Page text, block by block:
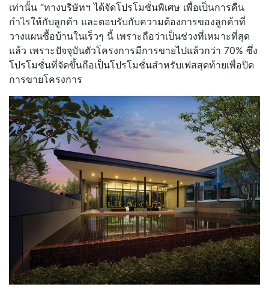
เท่านั้น “ทางบริษัทฯ ได้จัดโปรโมชั่นพิเศษ เพื่อเป็นการคืน
กำไรให้กับลูกค้า และตอบรับกับความต้องการของลูกค้าที่
วางแผนซื้อบ้านในเร็วๆ นี้ เพราะถือว่าเป็นช่วงที่เหมาะที่สุด
แล้ว เพราะปัจจุบันตัวโครงการมีการขายไปแล้วกว่า 70% ซึ่ง
โปรโมชั่นที่จัดขึ้นถือเป็นโปรโมชั่นสำหรับเฟสสุดท้ายเพื่อปิด
การขายโครงการ